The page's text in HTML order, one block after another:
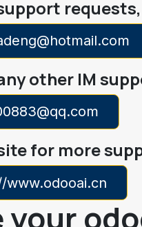
other IM
for more
www.odooai.cn